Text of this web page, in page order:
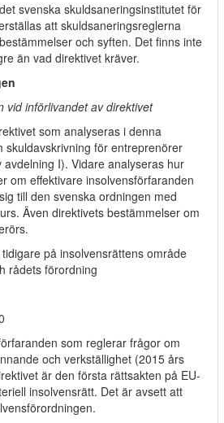
svenska skuldsaneringsinstitutet för
att skuldsaneringsreglerna
och syften. Det finns inte
än vad direktivet kräver.
vid införlivandet av direktivet
som analyseras i denna
skuldavskrivning för entreprenörer
I). Vidare analyseras hur
om effektivare insolvensförfaranden
till den svenska ordningen med
Även direktivets bestämmelser om
på insolvensrättens område
rådets förordning
som reglerar frågor om
och verkställighet (2015 års
är den första rättsakten på EU-
insolvensrätt. Det är avsett att